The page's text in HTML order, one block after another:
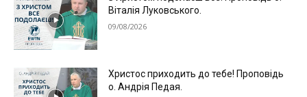
Віталія Луковського.
09/08/2026
Христос приходить до тебе! Проповідь
о. Андрія Педая.